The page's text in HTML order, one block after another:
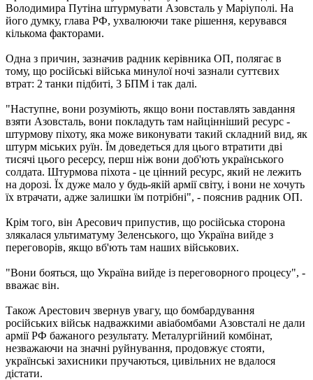
Володимира Путіна штурмувати Азовсталь у Маріуполі. На
його думку, глава РФ, ухвалюючи таке рішення, керувався
кількома факторами.
Одна з причин, зазначив радник керівника ОП, полягає в
тому, що російські війська минулої ночі зазнали суттєвих
втрат: 2 танки підбиті, 3 БПМ і так далі.
"Наступне, вони розуміють, якщо вони поставлять завдання
взяти Азовсталь, вони покладуть там найцінніший ресурс -
штурмову піхоту, яка може виконувати такий складний вид, як
штурм міських руїн. Їм доведеться для цього втратити дві
тисячі цього ресерсу, перш ніж вони доб'ють українського
солдата. Штурмова піхота - це цінний ресурс, який не лежить
на дорозі. Їх дуже мало у будь-якій армії світу, і вони не хочуть
їх втрачати, адже залишки їм потрібні", - пояснив радник ОП.
Крім того, він Аресович припустив, що російська сторона
злякалася ультиматуму Зеленського, що Україна вийде з
переговорів, якщо вб'ють там наших військових.
"Вони бояться, що Україна вийде із переговорного процесу", -
вважає він.
Також Арестович звернув увагу, що бомбардування
російських військ надважкими авіабомбами Азовсталі не дали
армії РФ бажаного результату. Металургійний комбінат,
незважаючи на значні руйнування, продовжує стояти,
українські захисники пручаються, цивільних не вдалося
дістати.